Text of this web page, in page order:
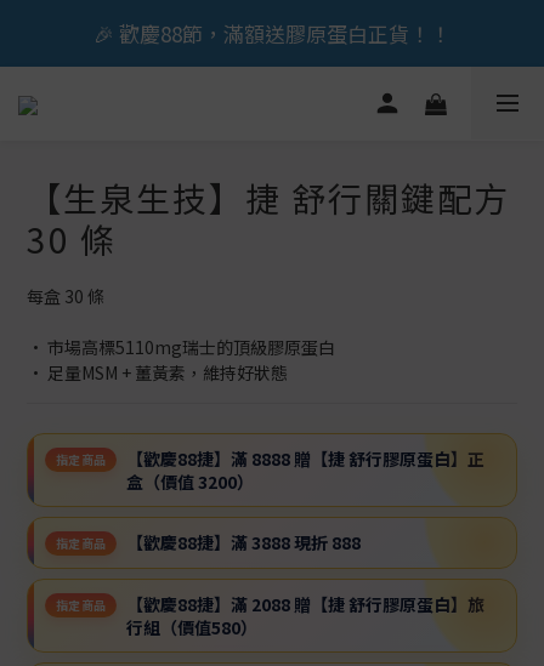
🎉 歡慶88節，滿額送膠原蛋白正貨！！
立即加入會員享『300元』購物金
【生泉生技】捷 舒行關鍵配方
30 條
每盒 30 條
• 市場高標5110mg瑞士的頂級膠原蛋白
• 足量MSM + 薑黃素，維持好狀態
指定商品
【歡慶88捷】滿 8888 贈【捷 舒行膠原蛋白】正
盒（價值 3200）
指定商品 【歡慶88捷】滿 3888 現折 888
指定商品
【歡慶88捷】滿 2088 贈【捷 舒行膠原蛋白】旅
行組（價值580）